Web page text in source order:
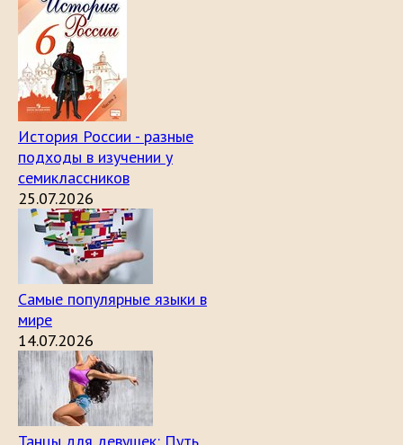
История России - разные
подходы в изучении у
семиклассников
25.07.2026
Самые популярные языки в
мире
14.07.2026